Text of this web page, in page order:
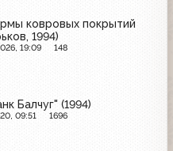
ковровых покрытий
1994)
19:09 148
Балчуг" (1994)
09:51 1696